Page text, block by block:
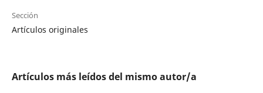
Sección
Artículos originales
Artículos más leídos del mismo autor/a